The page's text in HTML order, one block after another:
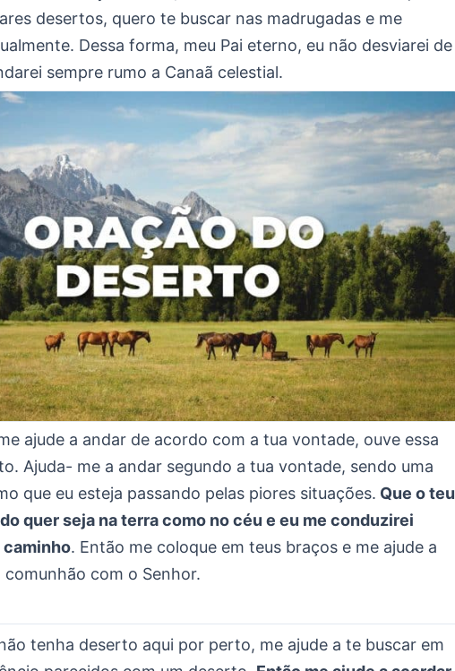
desertos, quero te buscar nas madrugadas e me
Dessa forma, meu Pai eterno, eu não desviarei de
sempre rumo a Canaã celestial.
ajude a andar de acordo com a tua vontade, ouve essa
Ajuda- me a andar segundo a tua vontade, sendo uma
que eu esteja passando pelas piores situações. Que o teu
quer seja na terra como no céu e eu me conduzirei
. Então me coloque em teus braços e me ajude a
com o Senhor.
tenha deserto aqui por perto, me ajude a te buscar em